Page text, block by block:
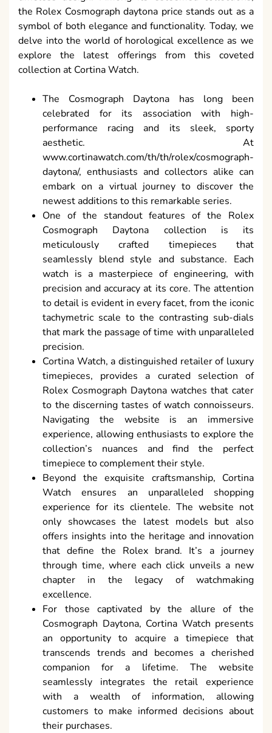
the Rolex Cosmograph daytona price stands out as a
symbol of both elegance and functionality. Today, we
delve into the world of horological excellence as we
explore the latest offerings from this coveted
collection at Cortina Watch.
The Cosmograph Daytona has long been
celebrated for its association with high-
performance racing and its sleek, sporty
aesthetic. At
www.cortinawatch.com/th/th/rolex/cosmograph-
daytona/, enthusiasts and collectors alike can
embark on a virtual journey to discover the
newest additions to this remarkable series.
One of the standout features of the Rolex
Cosmograph Daytona collection is its
meticulously crafted timepieces that
seamlessly blend style and substance. Each
watch is a masterpiece of engineering, with
precision and accuracy at its core. The attention
to detail is evident in every facet, from the iconic
tachymetric scale to the contrasting sub-dials
that mark the passage of time with unparalleled
precision.
Cortina Watch, a distinguished retailer of luxury
timepieces, provides a curated selection of
Rolex Cosmograph Daytona watches that cater
to the discerning tastes of watch connoisseurs.
Navigating the website is an immersive
experience, allowing enthusiasts to explore the
collection’s nuances and find the perfect
timepiece to complement their style.
Beyond the exquisite craftsmanship, Cortina
Watch ensures an unparalleled shopping
experience for its clientele. The website not
only showcases the latest models but also
offers insights into the heritage and innovation
that define the Rolex brand. It’s a journey
through time, where each click unveils a new
chapter in the legacy of watchmaking
excellence.
For those captivated by the allure of the
Cosmograph Daytona, Cortina Watch presents
an opportunity to acquire a timepiece that
transcends trends and becomes a cherished
companion for a lifetime. The website
seamlessly integrates the retail experience
with a wealth of information, allowing
customers to make informed decisions about
their purchases.